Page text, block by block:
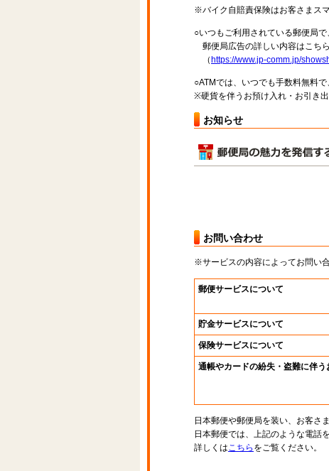
※バイク自賠責保険はお客さまス
○いつもご利用されている郵便局
郵便局広告の詳しい内容はこち
（ https://www.jp-comm.jp/
○ATMでは、いつでも手数料無料
※硬貨を伴うお預け入れ・お引き
お知らせ
お問い合わせ
※サービスの内容によってお問い
郵便サービスについて
貯金サービスについて
保険サービスについて
通帳やカードの紛失・盗難に伴う
日本郵便や郵便局を装い、お客さ
日本郵便では、上記のような電話
詳しくはこちら をご覧ください。